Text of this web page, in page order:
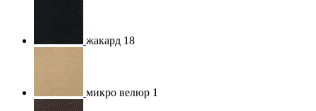
жакард 18
микро велюр 1